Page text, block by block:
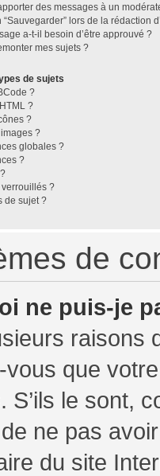
des messages à un
“Sauvegarder” lors de la rédaction
a-t-il besoin d’être approuvé ?
mes sujets ?
de sujets
?
?
?
?
globales ?
?
?
de sujet ?
de
ne puis-je
raisons
que
S’ils le sont,
ne pas
du site